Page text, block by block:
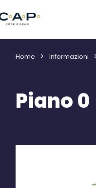
Home Informazioni
Piano 0